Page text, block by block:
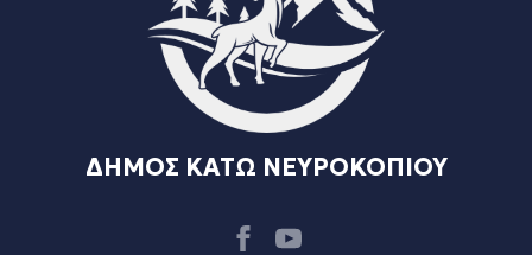
ΔΗΜΟΣ ΚΑΤΩ ΝΕΥΡΟΚΟΠΙΟΥ